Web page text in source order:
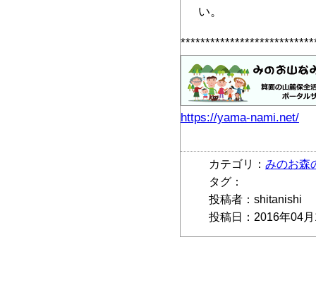
い。
https://yama-nami.net/
カテゴリ： みのお森
タグ：
投稿者：shitanishi
投稿日：2016年04